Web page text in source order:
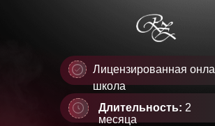
Лицензированная
школа
Длительность: 2
месяца